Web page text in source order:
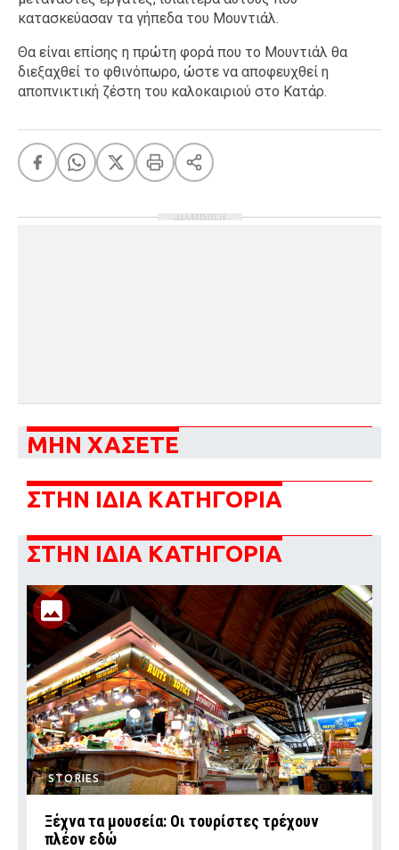
κατασκεύασαν τα γήπεδα του Μουντιάλ.
Θα είναι επίσης η πρώτη φορά που το Μουντιάλ θα
διεξαχθεί το φθινόπωρο, ώστε να αποφευχθεί η
αποπνικτική ζέστη του καλοκαιριού στο Κατάρ.
ΔΙΑΦΗΜΙΣΗ
ΜΗΝ ΧΑΣΕΤΕ
ΣΤΗΝ ΙΔΙΑ ΚΑΤΗΓΟΡΙΑ
ΣΤΗΝ ΙΔΙΑ ΚΑΤΗΓΟΡΙΑ
STORIES
Ξέχνα τα μουσεία: Οι τουρίστες τρέχουν
πλέον εδώ